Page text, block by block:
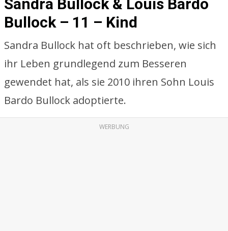
Sandra Bullock & Louis Bardo
Bullock – 11 – Kind
Sandra Bullock hat oft beschrieben, wie sich
ihr Leben grundlegend zum Besseren
gewendet hat, als sie 2010 ihren Sohn Louis
Bardo Bullock adoptierte.
WERBUNG